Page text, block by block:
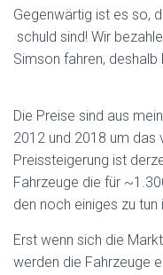
Gegenwärtig ist es so,
schuld sind! Wir
Simson fahren,
Die Preise sind aus
2012 und 2018 um das
Preissteigerung ist
Fahrzeuge die für
den noch einiges zu
Erst wenn sich die
werden die Fahrzeuge